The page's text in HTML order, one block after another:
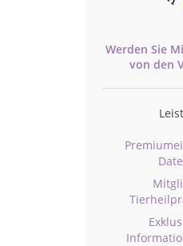
Werden Sie
von den